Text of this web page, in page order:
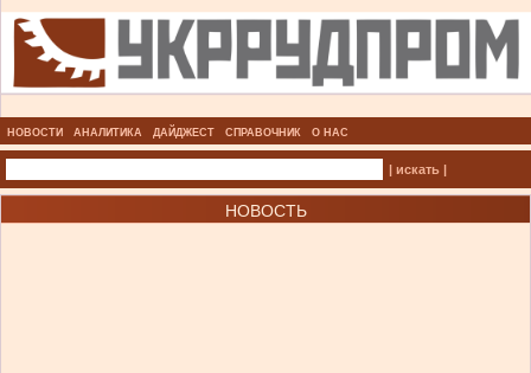
НОВОСТИ АНАЛИТИКА ДАЙДЖЕСТ СПРАВОЧНИК О НАС
| искать |
НОВОСТЬ